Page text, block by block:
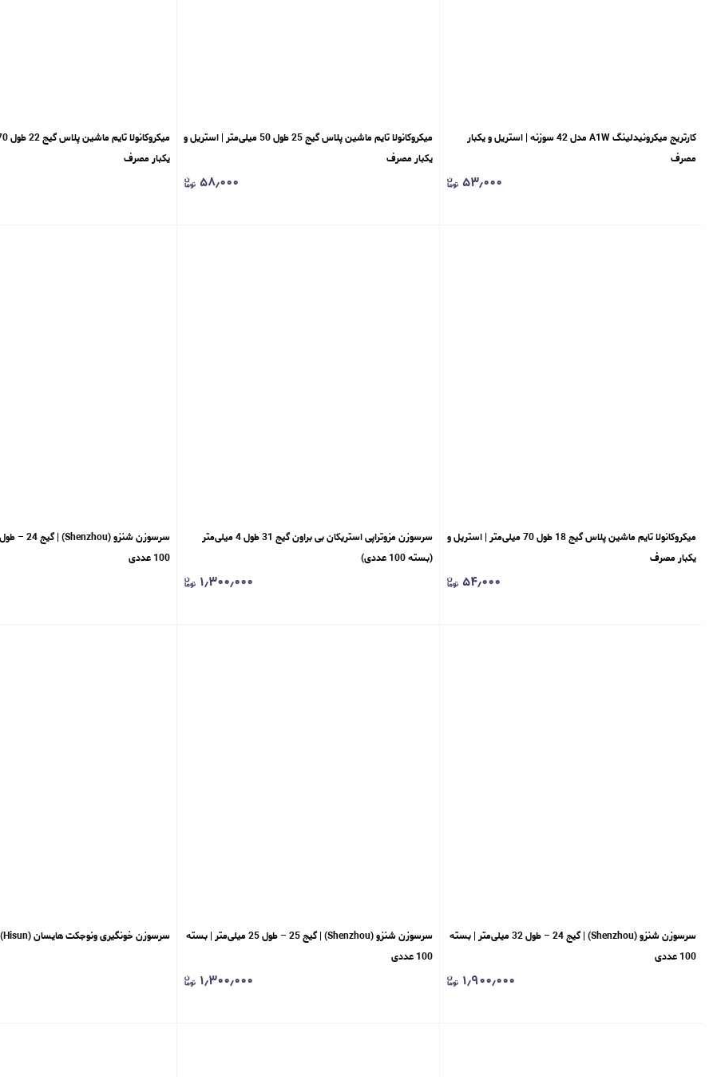
کارتریج میکرونیدلینگ A1W مدل 42 سوزنه | استریل و یکبار
مصرف
۵۳٫۰۰۰
میکروکانولا تایم ماشین پلاس گیج 25 طول 50 میلی‌متر | استریل و
یکبار مصرف
۵۸٫۰۰۰
یکبار مصرف
میکروکانولا تایم ماشین پلاس گیج 18 طول 70 میلی‌متر | استریل و
یکبار مصرف
۵۴٫۰۰۰
سرسوزن مزوتراپی استریکان بی براون گیج 31 طول 4 میلی‌متر
(بسته 100 عددی)
۱٫۳۰۰٫۰۰۰
100 عددی
سرسوزن شنزو (Shenzhou) | گیج 24 – طول 32 میلی‌متر | بسته
100 عددی
۱٫۹۰۰٫۰۰۰
سرسوزن شنزو (Shenzhou) | گیج 25 – طول 25 میلی‌متر | بسته
100 عددی
۱٫۳۰۰٫۰۰۰
سرسوزن خونگیری ونوجکت هایسان (Hisun) | گیج 22 مشکی